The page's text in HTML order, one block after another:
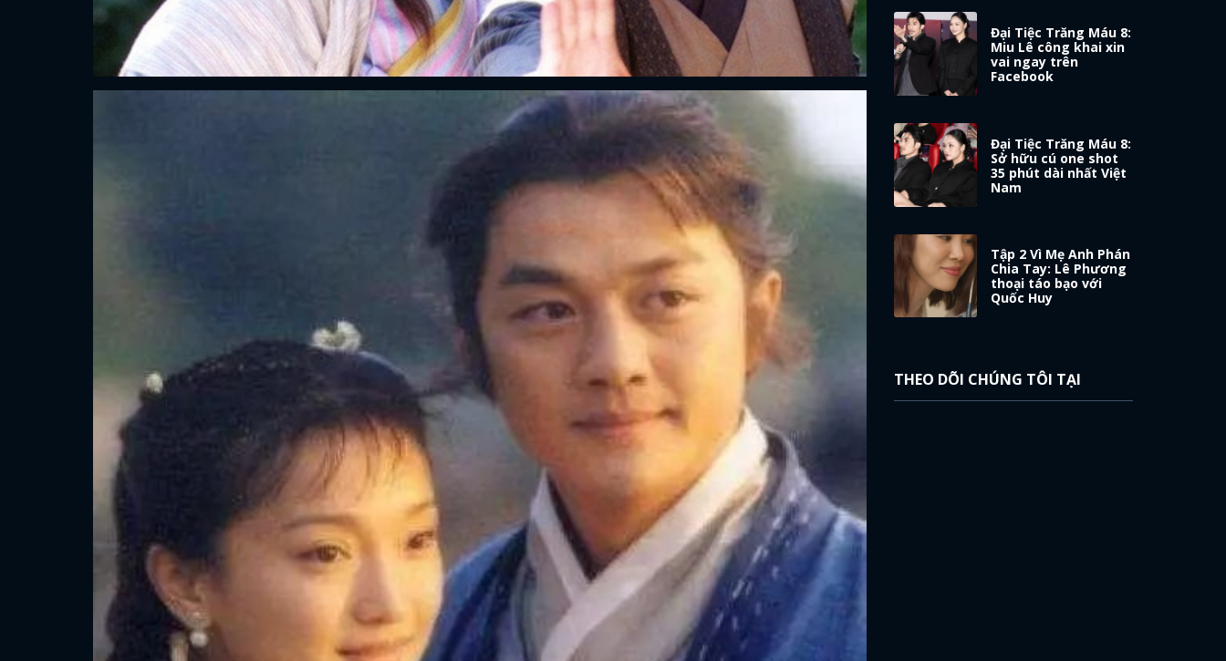
ĐĂNG NHẬP
FACEBOOK GOOGLE
Đại Tiệc Trăng Máu 8:
Miu Lê công khai xin
vai ngay trên
Facebook
Đại Tiệc Trăng Máu 8:
Sở hữu cú one shot
35 phút dài nhất Việt
Nam
Tập 2 Vì Mẹ Anh Phán
Chia Tay: Lê Phương
thoại táo bạo với
Quốc Huy
THEO DÕI CHÚNG TÔI TẠI